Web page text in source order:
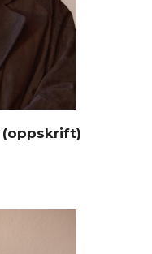
(oppskrift)